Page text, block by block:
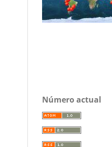
Número actual